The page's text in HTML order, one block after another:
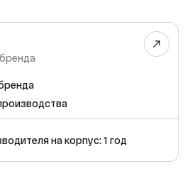
на корпус: 1 год